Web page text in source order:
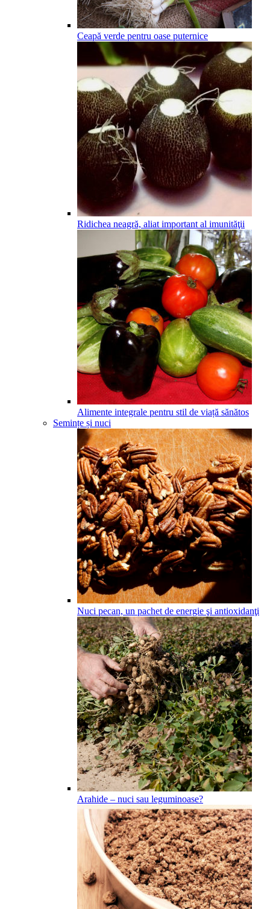
Ceapă verde pentru oase puternice
Ridichea neagră, aliat important al imunităţii
Alimente integrale pentru stil de viață sănătos
Semințe și nuci
Nuci pecan, un pachet de energie şi antioxidanţi
Arahide – nuci sau leguminoase?